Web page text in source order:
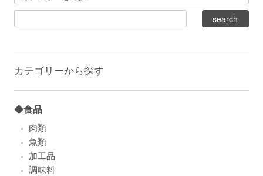
カテゴリーから探す
◆食品
肉類
魚類
加工品
調味料